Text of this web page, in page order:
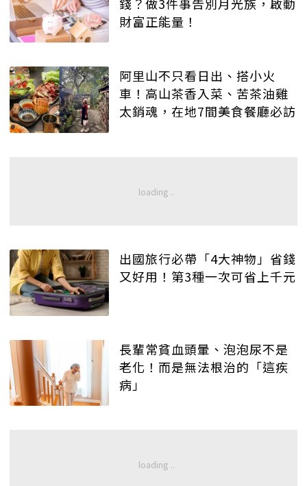
財富正能量！
阿里山不只看日出、搭小火
車！高山茶香入菜、苦茶油雞
太銷魂，在地7間美食餐廳必訪
出國旅行必帶「4大神物」省錢
又好用！第3種一次可省上千元
長輩常貧血頭暈、泡泡尿不是
老化！而是無法根治的「這疾
病」